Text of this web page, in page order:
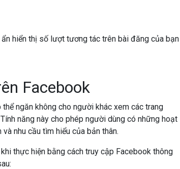
hiển thị số lượt tương tác trên bài đăng của bạn
Facebook
ngăn không cho người khác xem các trang
năng này cho phép người dùng có những hoạt
nhu cầu tìm hiểu của bản thân.
thực hiện bằng cách truy cập Facebook thông